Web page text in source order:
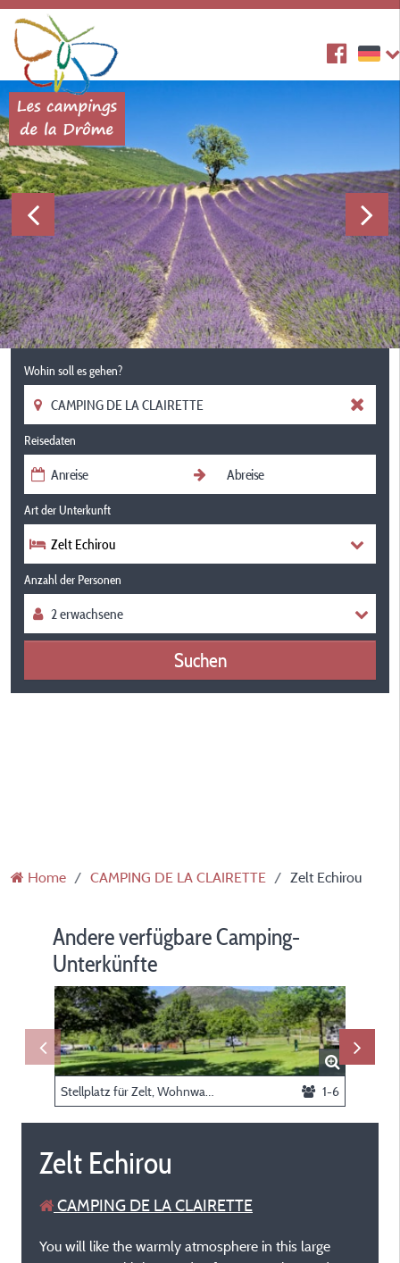
Wohin soll es gehen?
Reisedaten
Art der Unterkunft
Zelt Echirou
Anzahl der Personen
Suchen
Home CAMPING DE LA CLAIRETTE Zelt Echirou
Andere verfügbare Camping-
Unterkünfte
1-6
Zelt Echirou
CAMPING DE LA CLAIRETTE
You will like the warmly atmosphere in this large